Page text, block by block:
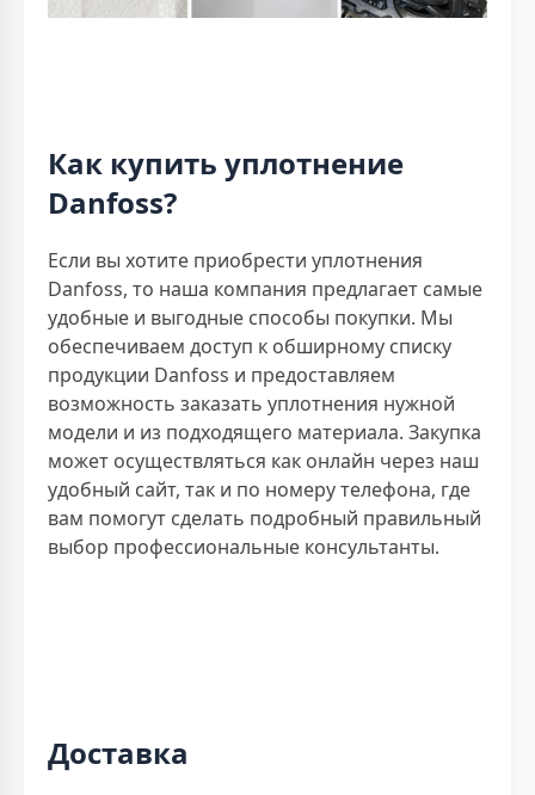
Как купить уплотнение
Danfoss?
Если вы хотите приобрести уплотнения
Danfoss, то наша компания предлагает самые
удобные и выгодные способы покупки. Мы
обеспечиваем доступ к обширному списку
продукции Danfoss и предоставляем
возможность заказать уплотнения нужной
модели и из подходящего материала. Закупка
может осуществляться как онлайн через наш
удобный сайт, так и по номеру телефона, где
вам помогут сделать подробный правильный
выбор профессиональные консультанты.
Доставка